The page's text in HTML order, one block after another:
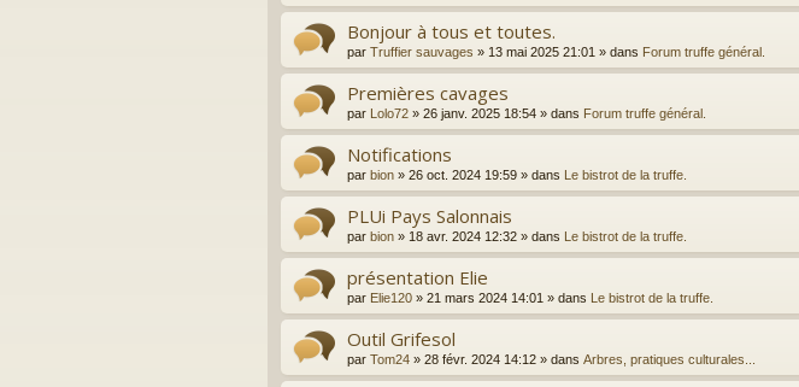
Bonjour à tous et toutes.
par Truffier sauvages » 13 mai 2025 21:01 » dans Forum truffe général.
Premières cavages
par Lolo72 » 26 janv. 2025 18:54 » dans Forum truffe général.
Notifications
par bion » 26 oct. 2024 19:59 » dans Le bistrot de la truffe.
PLUi Pays Salonnais
par bion » 18 avr. 2024 12:32 » dans Le bistrot de la truffe.
présentation Elie
par Elie120 » 21 mars 2024 14:01 » dans Le bistrot de la truffe.
Outil Grifesol
par Tom24 » 28 févr. 2024 14:12 » dans Arbres, pratiques culturales...